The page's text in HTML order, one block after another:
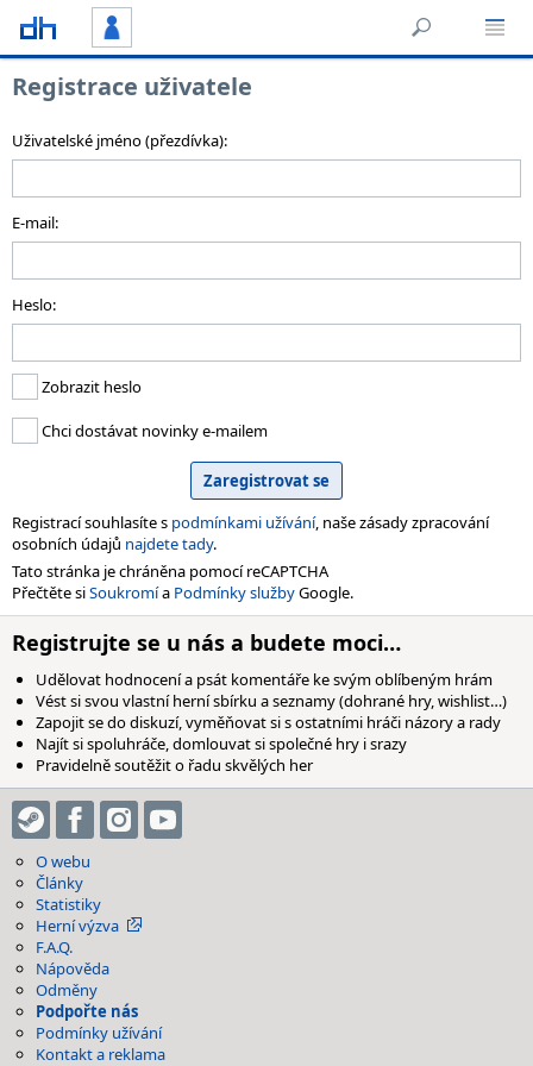
Registrace uživatele
Uživatelské jméno (přezdívka):
E-mail:
Heslo:
Zobrazit heslo
Chci dostávat novinky e-mailem
Registrací souhlasíte s podmínkami užívání, naše zásady zpracování
osobních údajů najdete tady.
Tato stránka je chráněna pomocí reCAPTCHA
Přečtěte siSoukromía Podmínky službyGoogle.
Registrujte se u nás a budete moci…
Udělovat hodnocení a psát komentáře ke svým oblíbeným hrám
Vést si svou vlastní herní sbírku a seznamy (dohrané hry, wishlist…)
Zapojit se do diskuzí, vyměňovat si s ostatními hráči názory a rady
Najít si spoluhráče, domlouvat si společné hry i srazy
Pravidelně soutěžit o řadu skvělých her
O webu
Články
Statistiky
Herní výzva
F.A.Q.
Nápověda
Odměny
Podpořte nás
Podmínky užívání
Kontakt a reklama